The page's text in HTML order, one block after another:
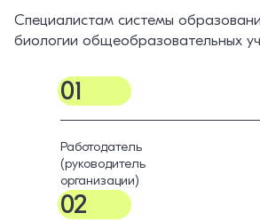
Специалистам системы
биологии общеобразовательных
01
Работодатель
(руководитель
организации)
02